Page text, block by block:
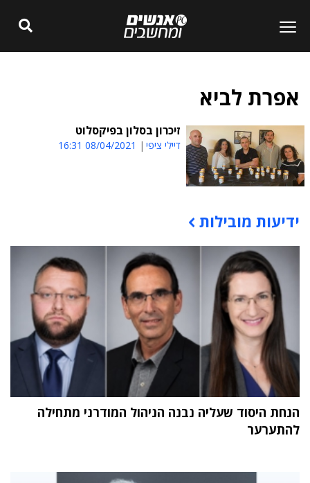
אפרת לביא
זיכרון בסלון בפיקסלוט
דיילי ציפי 08/04/2021 16:31
תוכן פרסומי
ידיעות מובילות
הנחת היסוד שעליה נבנה הניהול המודרני מתחילה
להתערער